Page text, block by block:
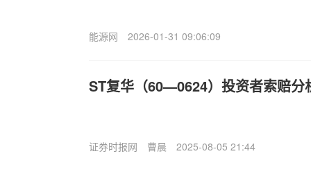
能源网 2026-01-31 09:06:09
ST复华（60—0624）投资者索赔分
证券时报网 曹晨 2025-08-05 21:44